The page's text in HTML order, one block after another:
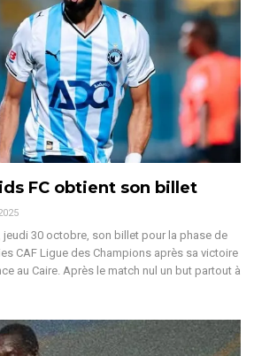
FC obtient son billet
jeudi 30 octobre, son billet pour la phase de
CAF Ligue des Champions après sa victoire
au Caire. Après le match nul un but partout à